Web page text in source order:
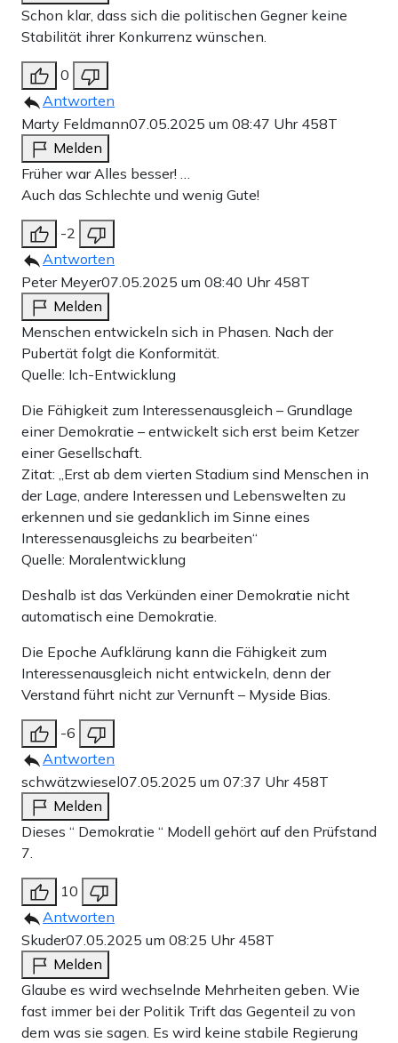
Schon klar, dass sich die politischen Gegner keine
Stabilität ihrer Konkurrenz wünschen.
0
Antworten
Marty Feldmann07.05.2025 um 08:47 Uhr 458T
Melden
Früher war Alles besser! …
Auch das Schlechte und wenig Gute!
-2
Antworten
Peter Meyer07.05.2025 um 08:40 Uhr 458T
Melden
Menschen entwickeln sich in Phasen. Nach der
Pubertät folgt die Konformität.
Quelle: Ich-Entwicklung
Die Fähigkeit zum Interessenausgleich – Grundlage
einer Demokratie – entwickelt sich erst beim Ketzer
einer Gesellschaft.
Zitat: „Erst ab dem vierten Stadium sind Menschen in
der Lage, andere Interessen und Lebenswelten zu
erkennen und sie gedanklich im Sinne eines
Interessenausgleichs zu bearbeiten“
Quelle: Moralentwicklung
Deshalb ist das Verkünden einer Demokratie nicht
automatisch eine Demokratie.
Die Epoche Aufklärung kann die Fähigkeit zum
Interessenausgleich nicht entwickeln, denn der
Verstand führt nicht zur Vernunft – Myside Bias.
-6
Antworten
schwätzwiesel07.05.2025 um 07:37 Uhr 458T
Melden
Dieses “ Demokratie “ Modell gehört auf den Prüfstand
7.
10
Antworten
Skuder07.05.2025 um 08:25 Uhr 458T
Melden
Glaube es wird wechselnde Mehrheiten geben. Wie
fast immer bei der Politik Trift das Gegenteil zu von
dem was sie sagen. Es wird keine stabile Regierung